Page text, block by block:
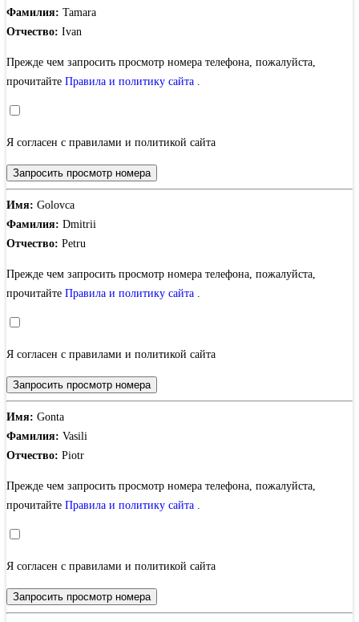
Фамилия: Tamara
Отчество: Ivan
Прежде чем запросить просмотр номера телефона, пожалуйста,
прочитайте Правила и политику сайта .
Я согласен с правилами и политикой сайта
Запросить просмотр номера
Имя: Golovca
Фамилия: Dmitrii
Отчество: Petru
Прежде чем запросить просмотр номера телефона, пожалуйста,
прочитайте Правила и политику сайта .
Я согласен с правилами и политикой сайта
Запросить просмотр номера
Имя: Gonta
Фамилия: Vasili
Отчество: Piotr
Прежде чем запросить просмотр номера телефона, пожалуйста,
прочитайте Правила и политику сайта .
Я согласен с правилами и политикой сайта
Запросить просмотр номера